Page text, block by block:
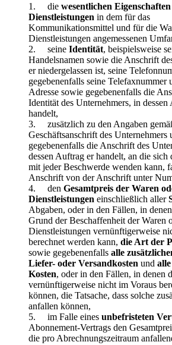
1. die wesentlichen
Dienstleistungen in dem für das
Kommunikationsmittel und für die
Dienstleistungen angemessenen
2. seine Identität, beispielsweise
Handelsnamen sowie die Anschrift
er niedergelassen ist, seine
gegebenenfalls seine Telefaxnummer
Adresse sowie gegebenenfalls die
Identität des Unternehmers, in dessen
handelt,
3. zusätzlich zu den Angaben
Geschäftsanschrift des Unternehmers
gegebenenfalls die Anschrift des
dessen Auftrag er handelt, an die sich
mit jeder Beschwerde wenden kann,
Anschrift von der Anschrift unter
4. den Gesamtpreis der Waren
Dienstleistungen einschließlich aller
Abgaben, oder in den Fällen, in
Grund der Beschaffenheit der Waren
Dienstleistungen vernünftigerweise
berechnet werden kann, die Art der
sowie gegebenenfalls alle
Liefer- oder Versandkosten und
Kosten, oder in den Fällen, in denen
vernünftigerweise nicht im Voraus
können, die Tatsache, dass solche
anfallen können,
5. im Falle eines unbefristeten
Abonnement-Vertrags den
die pro Abrechnungszeitraum